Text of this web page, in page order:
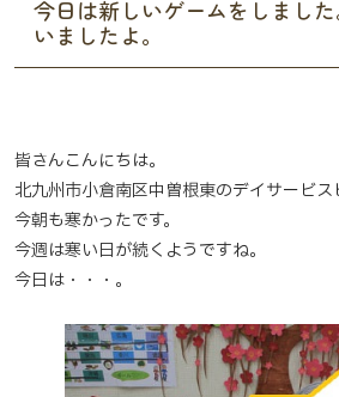
今日は新しいゲームをしまし
いましたよ。
皆さんこんにちは。
北九州市小倉南区中曽根東のデイサービス
今朝も寒かったです。
今週は寒い日が続くようですね。
今日は・・・。